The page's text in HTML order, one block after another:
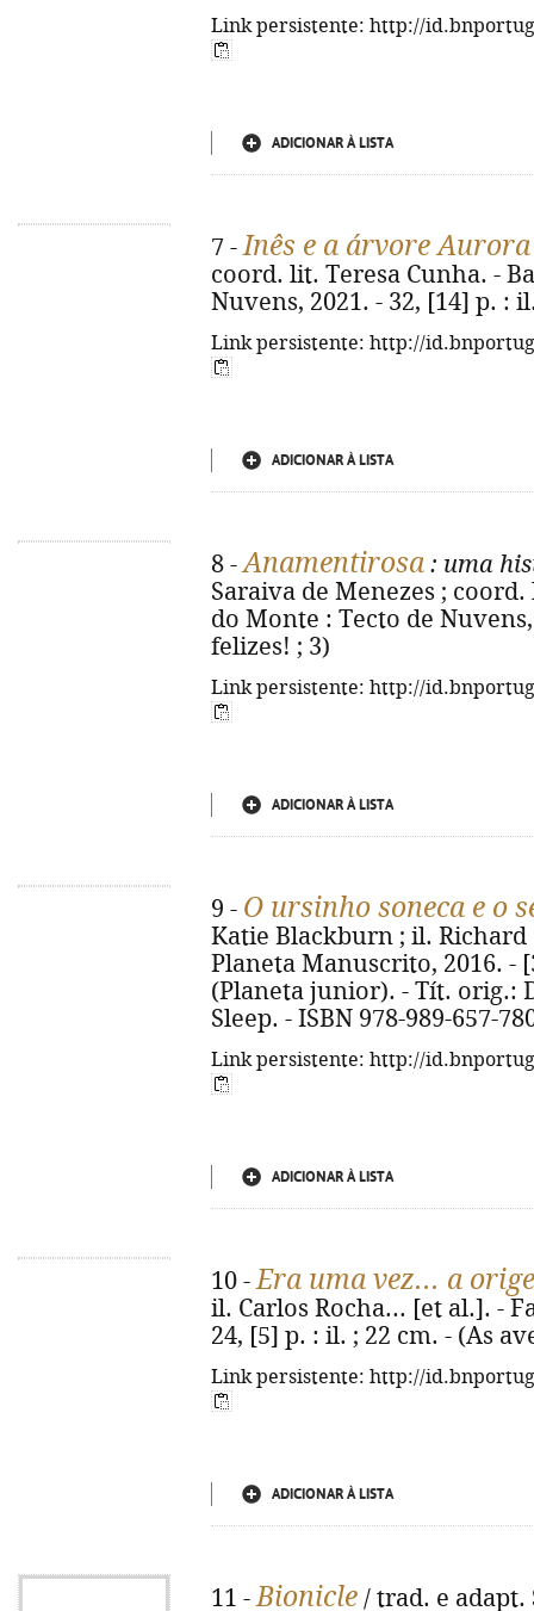
Link persistente: http://
ADICIONAR À LISTA
7 -Inês e a árvore Aurora
coord. lit. Teresa Cunha. -
Nuvens, 2021. - 32, [14] p. :
Link persistente: http://
ADICIONAR À LISTA
8 -Anamentirosa : uma
Saraiva de Menezes ;
do Monte : Tecto de
felizes! ; 3)
Link persistente: http://
ADICIONAR À LISTA
9 - O ursinho soneca e o
Katie Blackburn ; il. Richard
Planeta Manuscrito, 2016. -
(Planeta junior). - Tít. orig.:
Sleep. - ISBN 978-989-657-
Link persistente: http://
ADICIONAR À LISTA
10 -Era uma vez... a
il. Carlos Rocha... [et al.]. -
24, [5] p. : il. ; 22 cm. - (As
Link persistente: http://
ADICIONAR À LISTA
11 -Bionicle / trad. e adapt.